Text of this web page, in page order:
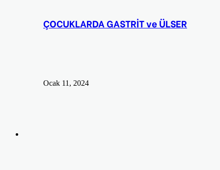
ÇOCUKLARDA GASTRİT ve ÜLSER
Ocak 11, 2024